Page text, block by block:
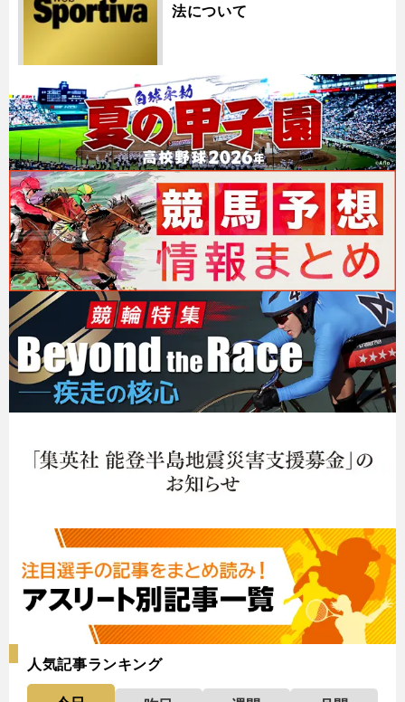
法について
人気記事ランキング